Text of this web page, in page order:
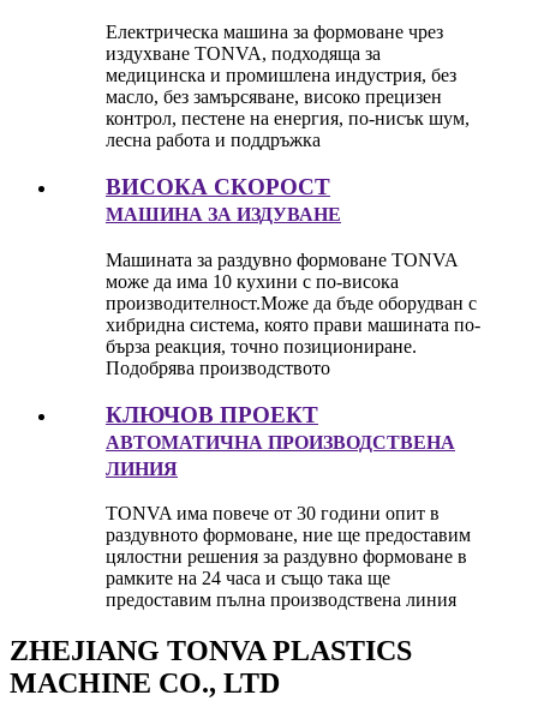
Електрическа машина за формоване чрез
издухване TONVA, подходяща за
медицинска и промишлена индустрия, без
масло, без замърсяване, високо прецизен
контрол, пестене на енергия, по-нисък шум,
лесна работа и поддръжка
ВИСОКА СКОРОСТ
МАШИНА ЗА ИЗДУВАНЕ
Машината за раздувно формоване TONVA
може да има 10 кухини с по-висока
производителност.Може да бъде оборудван с
хибридна система, която прави машината по-
бърза реакция, точно позициониране.
Подобрява производството
КЛЮЧОВ ПРОЕКТ
АВТОМАТИЧНА ПРОИЗВОДСТВЕНА
ЛИНИЯ
TONVA има повече от 30 години опит в
раздувното формоване, ние ще предоставим
цялостни решения за раздувно формоване в
рамките на 24 часа и също така ще
предоставим пълна производствена линия
ZHEJIANG TONVA PLASTICS
MACHINE CO., LTD